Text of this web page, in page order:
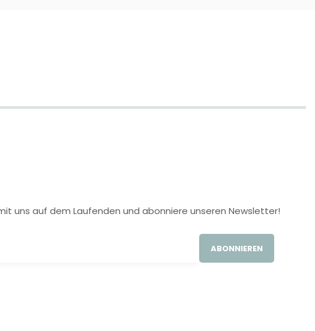
uns auf dem Laufenden und abonniere unseren Newsletter!
ABONNIEREN